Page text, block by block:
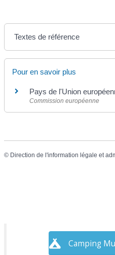
Textes de référence
Pour en savoir plus
Pays de l'Union
Commission européenne
© Direction de l'information légale et
Camping